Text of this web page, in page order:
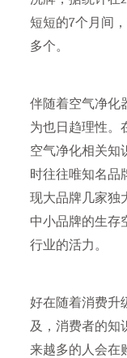
短短的7个月间
多个。
伴随着空气净化
为也日趋理性。
空气净化相关知
时往往唯知名品
现大品牌几家独
中小品牌的生存
行业的活力。
好在随着消费升
及，消费者的知
来越多的人会在